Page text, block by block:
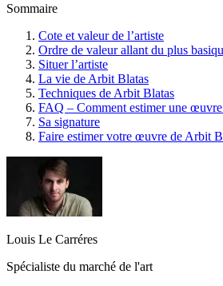
Sommaire
Cote et valeur de l’artiste
Ordre de valeur allant du plus
Situer l’artiste
La vie de Arbit Blatas
Techniques de Arbit Blatas
FAQ – Comment estimer une
Sa signature
Faire estimer votre œuvre de Arbit
Louis Le Carréres
Spécialiste du marché de l'art